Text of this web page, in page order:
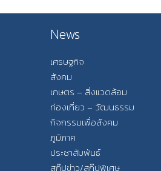
News
เศรษฐกิจ
สังคม
เกษตร – สิ่งแวดล้อม
ท่องเที่ยว – วัฒนธรรม
กิจกรรมเพื่อสังคม
ภูมิภาค
ประชาสัมพันธ์
สกู๊ปข่าว/สกู๊ปพิเศษ